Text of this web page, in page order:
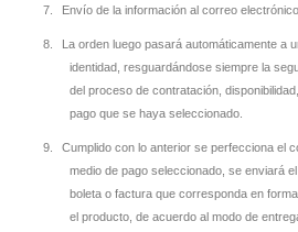
7. Envío de la información al correo
8.
La orden luego pasará automáticamente a
identidad, resguardándose siempre la
del proceso de contratación,
pago que se haya seleccionado.
9.
Cumplido con lo anterior se perfecciona el
medio de pago seleccionado, se enviará
boleta o factura que corresponda en
el producto, de acuerdo al modo de